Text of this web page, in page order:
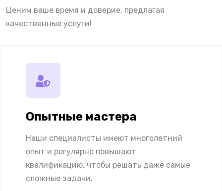
Ценим ваше время и доверие, предлагая
качественные услуги!
Опытные мастера
Наши специалисты имеют многолетний
опыт и регулярно повышают
квалификацию, чтобы решать даже самые
сложные задачи.